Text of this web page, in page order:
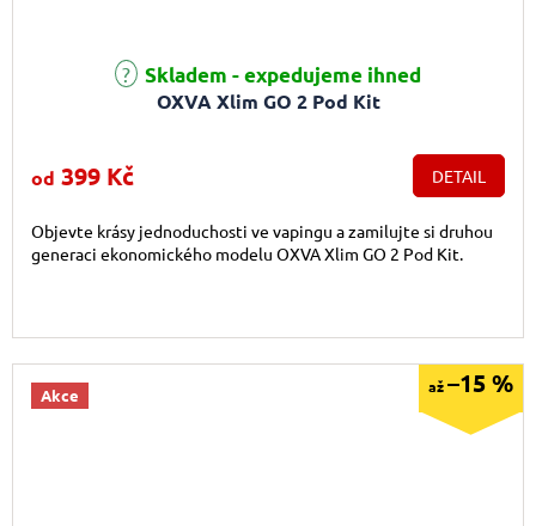
OXVA Xlim GO 2 Pod Kit
Průměrné hodnocení produktu je 5,0 z 5 hvězdiček.
Skladem - expedujeme ihned
od 399 Kč DETAIL
Objevte krásy jednoduchosti ve vapingu a zamilujte si druhou
generaci ekonomického modelu OXVA Xlim GO 2 Pod Kit.
Akce až–15 %